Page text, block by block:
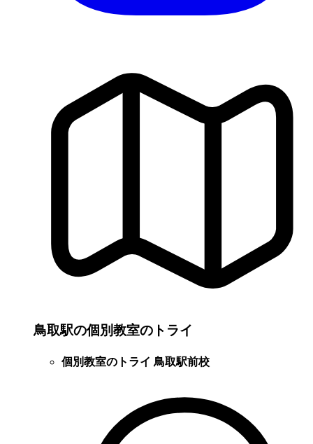
鳥取駅の個別教室のトライ
個別教室のトライ 鳥取駅前校